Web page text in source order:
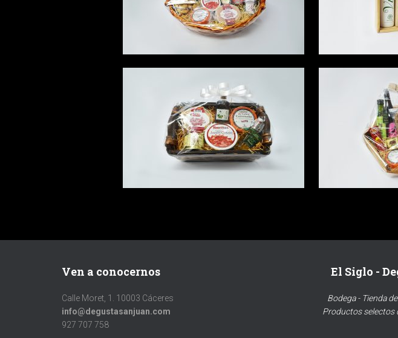
Ven a conocernos
Calle Moret, 1. 10003 Cáceres
info@degustasanjuan.com
927 707 758
El Siglo -
Bodega - Tienda
Productos selectos